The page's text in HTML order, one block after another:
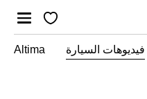
فيديوهات السيارة Altima